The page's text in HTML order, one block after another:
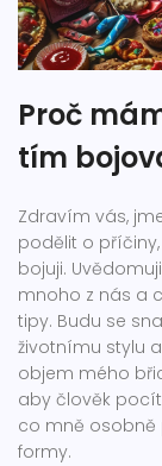
Proč
tím
Zdravím vás,
podělit o
bojuji.
mnoho z nás a
tipy. Budu se
životnímu stylu
objem mého
aby člověk
co mně
formy.